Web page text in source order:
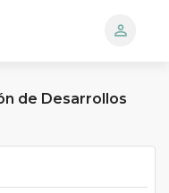
person_outline
de Desarrollos